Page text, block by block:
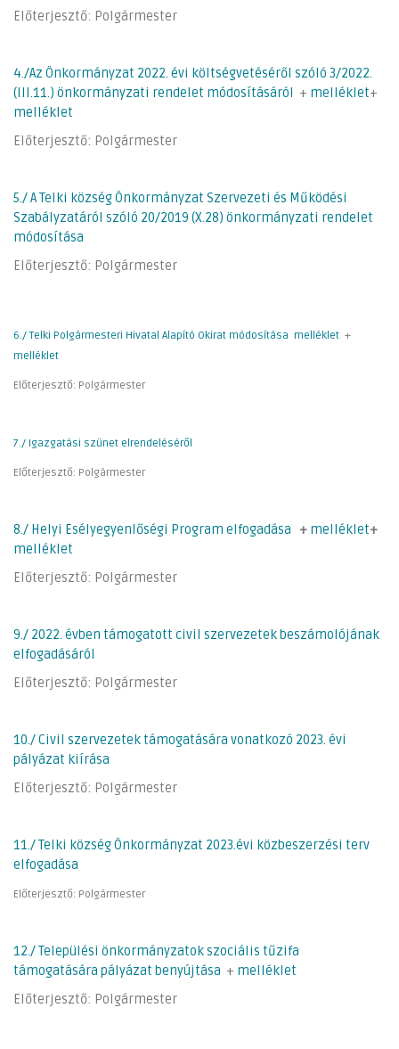
Előterjesztő: Polgármester
4./Az Önkormányzat 2022. évi költségvetéséről szóló 3/2022.
(III.11.) önkormányzati rendelet módosításáról
+ melléklet+
melléklet
Előterjesztő: Polgármester
5./ A Telki község Önkormányzat Szervezeti és Működési
Szabályzatáról szóló 20/2019 (X.28) önkormányzati rendelet
módosítása
Előterjesztő: Polgármester
6./ Telki Polgármesteri Hivatal Alapító Okirat módosítása melléklet +
melléklet
Előterjesztő: Polgármester
7./ Igazgatási szünet elrendeléséről
Előterjesztő: Polgármester
8./ Helyi Esélyegyenlőségi Program elfogadása + melléklet+
melléklet
Előterjesztő: Polgármester
9./ 2022. évben támogatott civil szervezetek beszámolójának
elfogadásáról
Előterjesztő: Polgármester
10./ Civil szervezetek támogatására vonatkozó 2023. évi
pályázat kiírása
Előterjesztő: Polgármester
11./ Telki község Önkormányzat 2023.évi közbeszerzési terv
elfogadása
Előterjesztő: Polgármester
12./ Települési önkormányzatok szociális tűzifa
támogatására pályázat benyújtása + melléklet
Előterjesztő: Polgármester